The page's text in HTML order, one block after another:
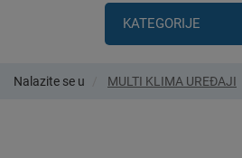
KATEGORIJE
Nalazite se u MULTI KLIMA UREĐAJI